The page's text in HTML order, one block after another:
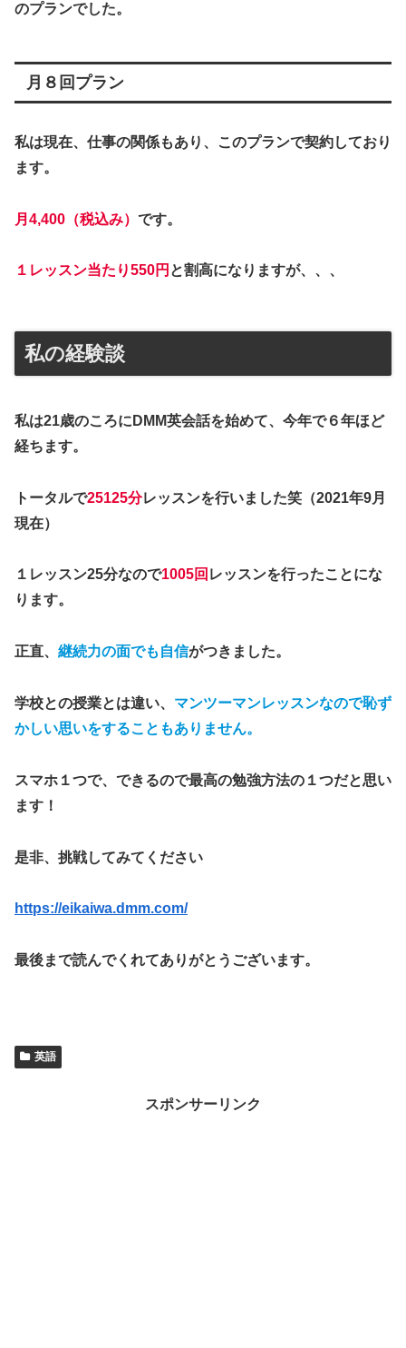
のプランでした。
月８回プラン
私は現在、仕事の関係もあり、このプランで契約しており
ます。
月4,400（税込み） です。
１レッスン当たり550円 と割高になりますが、、、
私の経験談
私は21歳のころにDMM英会話を始めて、今年で６年ほど
経ちます。
トータルで25125分レッスンを行いました笑（2021年9月
現在）
１レッスン25分なので1005回 レッスンを行ったことにな
ります。
正直、 継続力の面でも自信がつきました。
学校との授業とは違い、 マンツーマンレッスンなので恥ず
かしい思いをすることもありません。
スマホ１つで、できるので最高の勉強方法の１つだと思い
ます！
是非、挑戦してみてください
https://eikaiwa.dmm.com/
最後まで読んでくれてありがとうございます。
英語
スポンサーリンク